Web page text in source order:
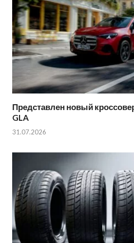
Представлен новый
GLA
31.07.2026